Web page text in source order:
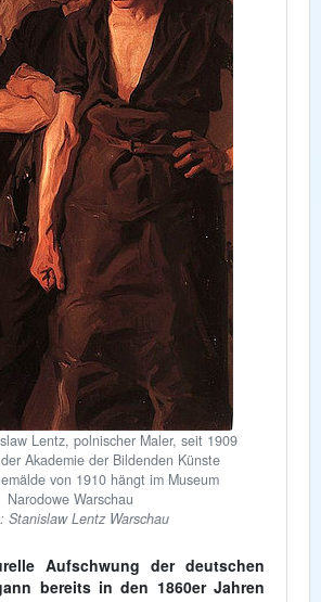
Lentz, polnischer Maler, seit 1909
Akademie der Bildenden Künste
von 1910 hängt im Museum
Narodowe Warschau
Stanislaw Lentz Warschau
Aufschwung der deutschen
bereits in den 1860er Jahren